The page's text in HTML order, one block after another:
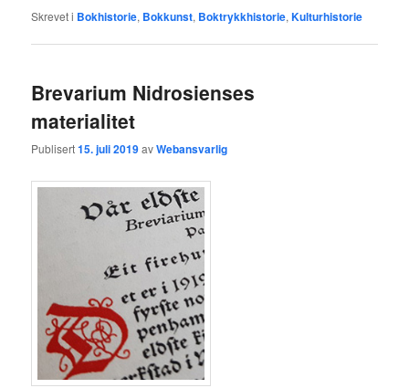
Skrevet i Bokhistorie, Bokkunst, Boktrykkhistorie,Kulturhistorie
Brevarium Nidrosienses
materialitet
Publisert15. juli 2019avWebansvarlig